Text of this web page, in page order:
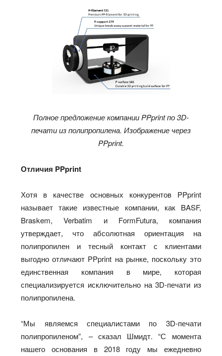
Полное предложение компании PPprint по 3D-
печати из полипропилена. Изображение через
PPprint.
Отличия PPprint
Хотя в качестве основных конкурентов PPprint
называет такие известные компании, как BASF,
Braskem, Verbatim и FormFutura, компания
утверждает, что абсолютная ориентация на
полипропилен и тесный контакт с клиентами
выгодно отличают PPprint на рынке, поскольку это
единственная компания в мире, которая
специализируется исключительно на 3D-печати из
полипропилена.
“Мы являемся специалистами по 3D-печати
полипропиленом”, – сказал Шмидт. “С момента
нашего основания в 2018 году мы ежедневно